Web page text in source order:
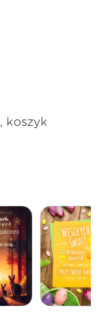
koszyk